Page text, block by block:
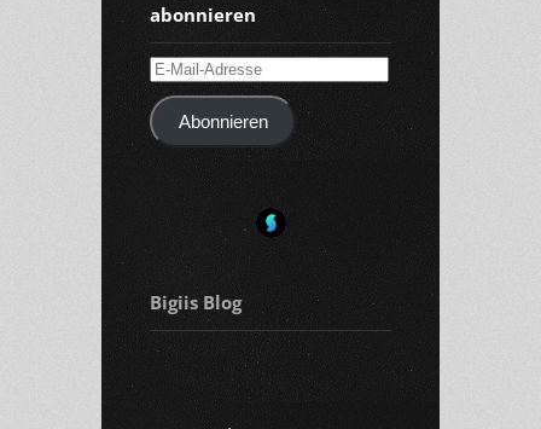
abonnieren
E-
Mail-
AdresseAbonnieren
Bigiis Blog